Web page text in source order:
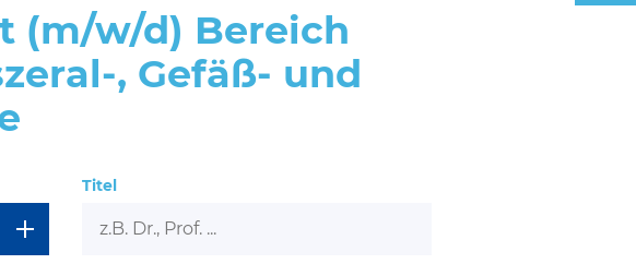
(m/w/d) Bereich
, Gefäß- und
Titel